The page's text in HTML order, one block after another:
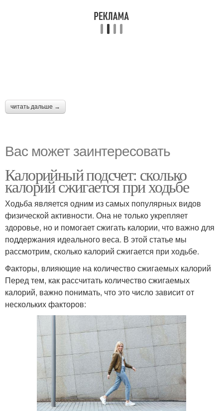
читать дальше →
Вас может заинтересовать
Калорийный подсчет: сколько
калорий сжигается при ходьбе
Ходьба является одним из самых популярных видов
физической активности. Она не только укрепляет
здоровье, но и помогает сжигать калории, что важно для
поддержания идеального веса. В этой статье мы
рассмотрим, сколько калорий сжигается при ходьбе.
Факторы, влияющие на количество сжигаемых калорий
Перед тем, как рассчитать количество сжигаемых
калорий, важно понимать, что это число зависит от
нескольких факторов: